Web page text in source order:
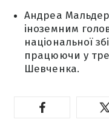
Андреа
іноземним
національної
працюючи у
Шевченка.